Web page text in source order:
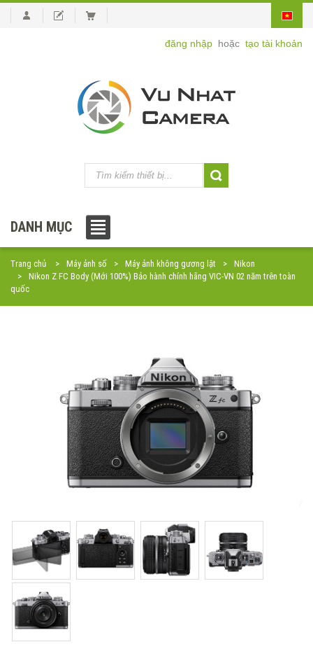
đăng nhập hoặc tạo tài khoản
DANH MỤC
Trang chủ Máy ảnh số Máy ảnh không gương lật
Nikon
Nikon Z FC Body (Mới 100%) Bảo hành chính hãng VIC-VN 02 năm trên toàn
quốc